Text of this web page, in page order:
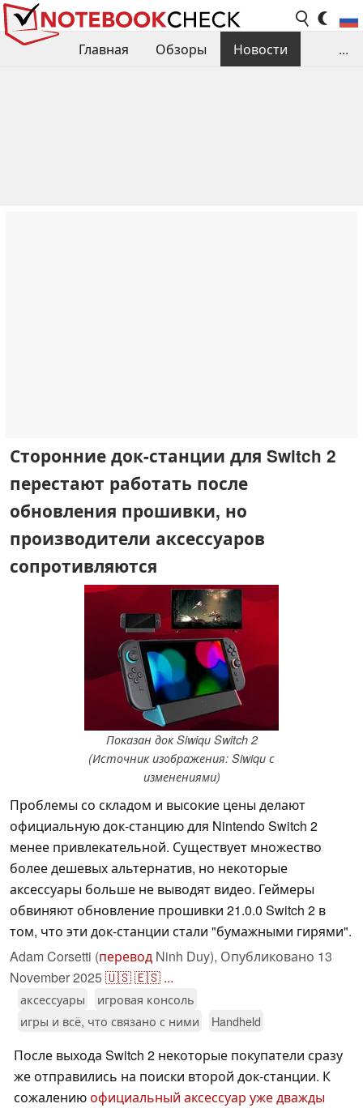
Главная Обзоры
Новости
...
Сторонние док-станции для Switch 2
перестают работать после
обновления прошивки, но
производители аксессуаров
сопротивляются
Показан док Siwiqu Switch 2
(Источник изображения: Siwiqu с
изменениями)
Проблемы со складом и высокие цены делают
официальную док-станцию для Nintendo Switch 2
менее привлекательной. Существует множество
более дешевых альтернатив, но некоторые
аксессуары больше не выводят видео. Геймеры
обвиняют обновление прошивки 21.0.0 Switch 2 в
том, что эти док-станции стали "бумажными гирями".
Adam Corsetti (перевод Ninh Duy), Опубликовано 13
November 2025🇺🇸🇪🇸 ...
аксессуары
игровая консоль
игры и всё, что связано с ними
Handheld
После выхода Switch 2 некоторые покупатели сразу
же отправились на поиски второй док-станции. К
сожалениюофициальный аксессуар уже дважды